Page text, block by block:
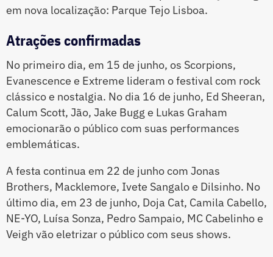
em nova localização: Parque Tejo Lisboa.
Atrações confirmadas
No primeiro dia, em 15 de junho, os Scorpions,
Evanescence e Extreme lideram o festival com rock
clássico e nostalgia. No dia 16 de junho, Ed Sheeran,
Calum Scott, Jão, Jake Bugg e Lukas Graham
emocionarão o público com suas performances
emblemáticas.
A festa continua em 22 de junho com Jonas
Brothers, Macklemore, Ivete Sangalo e Dilsinho. No
último dia, em 23 de junho, Doja Cat, Camila Cabello,
NE-YO, Luísa Sonza, Pedro Sampaio, MC Cabelinho e
Veigh vão eletrizar o público com seus shows.